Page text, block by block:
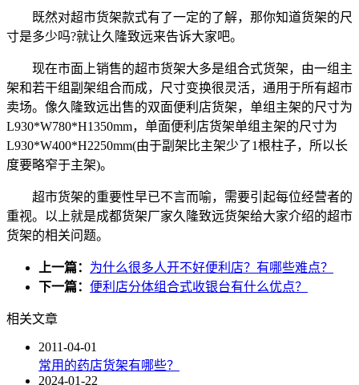
既然对超市货架款式有了一定的了解，那你知道货架的尺
寸是多少吗?就让久隆致远来告诉大家吧。
现在市面上销售的超市货架大多是组合式货架，由一组主
架和若干组副架组合而成，尺寸变换很灵活，通用于所有超市
卖场。像久隆致远出售的双面便利店货架，单组主架的尺寸为
L930*W780*H1350mm，单面便利店货架单组主架的尺寸为
L930*W400*H2250mm(由于副架比主架少了1根柱子，所以长
度要略窄于主架)。
超市货架的重要性早已不言而喻，需要引起每位经营者的
重视。以上就是成都货架厂家久隆致远货架给大家介绍的超市
货架的相关问题。
上一篇： 为什么很多人开不好便利店？有哪些难点？
下一篇： 便利店分体组合式收银台有什么优点？
相关文章
2011-04-01
常用的药店货架有哪些？
2024-01-22